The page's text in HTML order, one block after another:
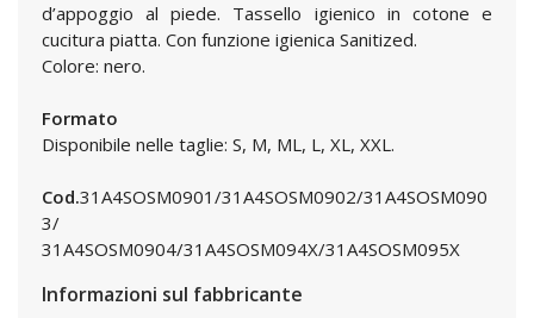
d’appoggio al piede. Tassello igienico in cotone e
cucitura piatta. Con funzione igienica Sanitized.
Colore: nero.
Formato
Disponibile nelle taglie: S, M, ML, L, XL, XXL.
Cod.31A4SOSM0901/31A4SOSM0902/31A4SOSM090
3/
31A4SOSM0904/31A4SOSM094X/31A4SOSM095X
Informazioni sul fabbricante